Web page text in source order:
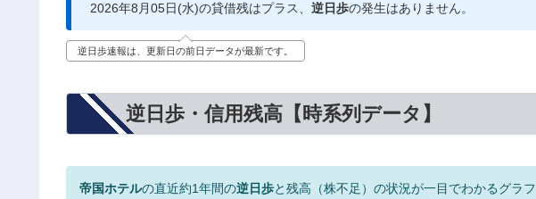
2026年8月05日(水)の貸借残はプラス、 逆日歩の発生はありません。
逆日歩速報は、更新日の前日データが最新です。
逆日歩・信用残高【時系列データ】
帝国ホテルの直近約1年間の逆日歩と残高（株不足）の状況が一目でわかるグラフ